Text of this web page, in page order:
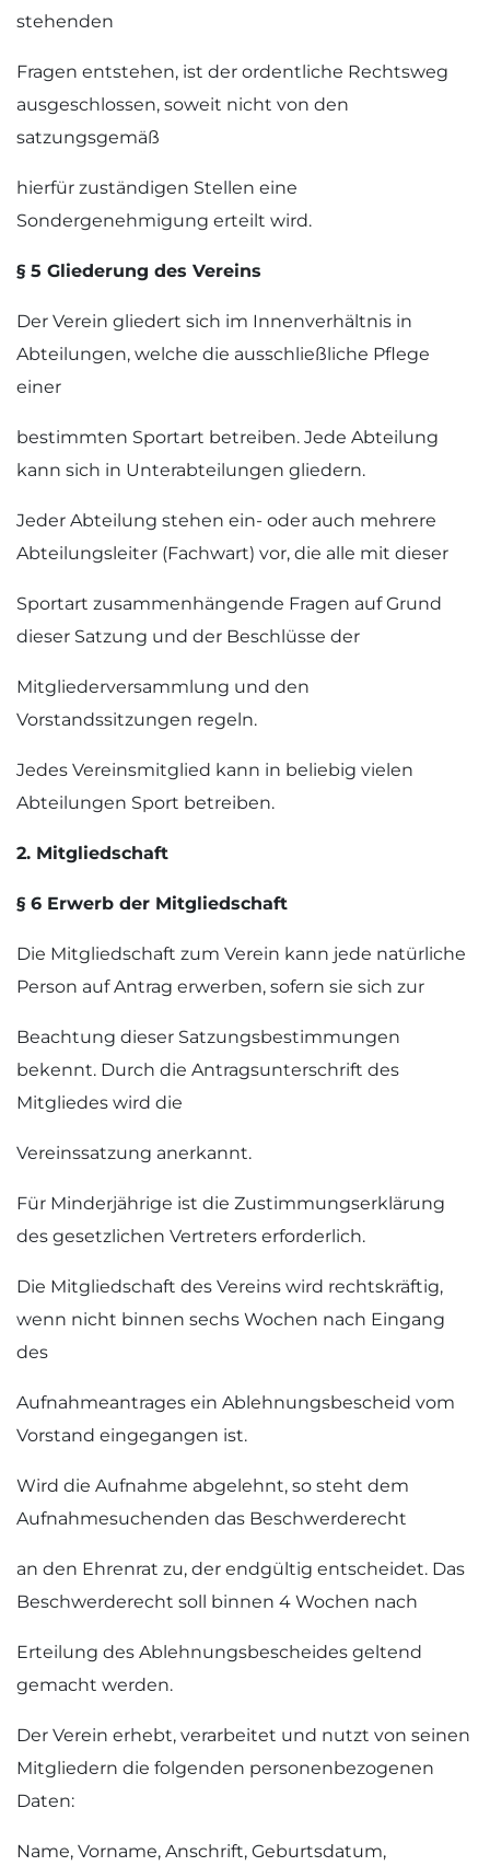
stehenden
Fragen entstehen, ist der ordentliche Rechtsweg
ausgeschlossen, soweit nicht von den
satzungsgemäß
hierfür zuständigen Stellen eine
Sondergenehmigung erteilt wird.
§ 5 Gliederung des Vereins
Der Verein gliedert sich im Innenverhältnis in
Abteilungen, welche die ausschließliche Pflege
einer
bestimmten Sportart betreiben. Jede Abteilung
kann sich in Unterabteilungen gliedern.
Jeder Abteilung stehen ein- oder auch mehrere
Abteilungsleiter (Fachwart) vor, die alle mit dieser
Sportart zusammenhängende Fragen auf Grund
dieser Satzung und der Beschlüsse der
Mitgliederversammlung und den
Vorstandssitzungen regeln.
Jedes Vereinsmitglied kann in beliebig vielen
Abteilungen Sport betreiben.
2. Mitgliedschaft
§ 6 Erwerb der Mitgliedschaft
Die Mitgliedschaft zum Verein kann jede natürliche
Person auf Antrag erwerben, sofern sie sich zur
Beachtung dieser Satzungsbestimmungen
bekennt. Durch die Antragsunterschrift des
Mitgliedes wird die
Vereinssatzung anerkannt.
Für Minderjährige ist die Zustimmungserklärung
des gesetzlichen Vertreters erforderlich.
Die Mitgliedschaft des Vereins wird rechtskräftig,
wenn nicht binnen sechs Wochen nach Eingang
des
Aufnahmeantrages ein Ablehnungsbescheid vom
Vorstand eingegangen ist.
Wird die Aufnahme abgelehnt, so steht dem
Aufnahmesuchenden das Beschwerderecht
an den Ehrenrat zu, der endgültig entscheidet. Das
Beschwerderecht soll binnen 4 Wochen nach
Erteilung des Ablehnungsbescheides geltend
gemacht werden.
Der Verein erhebt, verarbeitet und nutzt von seinen
Mitgliedern die folgenden personenbezogenen
Daten:
Name, Vorname, Anschrift, Geburtsdatum,